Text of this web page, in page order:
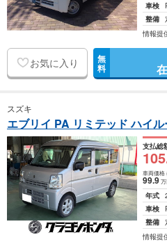
車検
整備
情報提
お気に入り 無
料
スズキ
エブリイ PA リミテッド ハイ
支払総
105
車両価格
99.9万
年式
車検
整備
情報提